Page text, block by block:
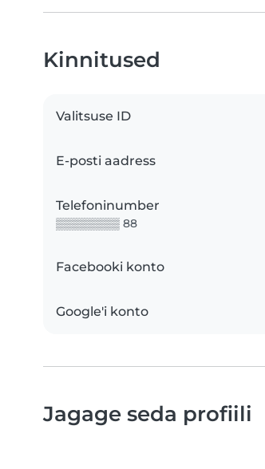
Kinnitused
Valitsuse ID
E-posti aadress
Telefoninumber
▒▒▒▒▒▒▒▒ 88
Facebooki konto
Google'i konto
Jagage seda profiili